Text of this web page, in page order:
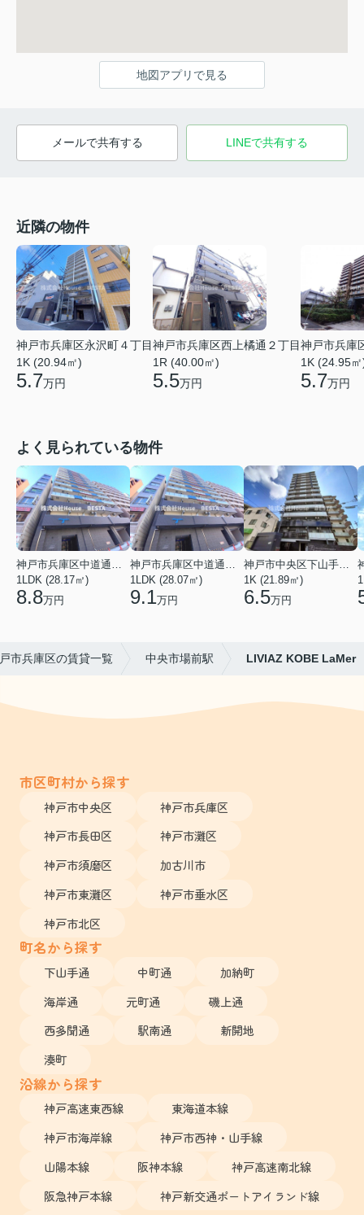
地図アプリで見る
メールで共有する LINEで共有する
近隣の物件
神戸市兵庫区永沢町４丁目
1K (20.94㎡)
5.7万円
神戸市兵庫区西上橘通２丁目
1R (40.00㎡)
5.5万円
神戸市兵庫
1K (24.95
5.7万円
よく見られている物件
1LDK (28.17㎡)
8.8万円
1LDK (28.07㎡)
9.1万円
1K (21.89㎡)
6.5万円
市兵庫区の賃貸一覧 中央市場前駅 LIVIAZ KOBE LaMer
市区町村から探す
神戸市中央区
神戸市兵庫区
神戸市長田区
神戸市灘区
神戸市須磨区
加古川市
神戸市東灘区
神戸市垂水区
神戸市北区
町名から探す
下山手通 中町通
加納町
海岸通
元町通
磯上通
西多聞通
駅南通
新開地
湊町
沿線から探す
神戸高速東西線
東海道本線
神戸市海岸線
神戸市西神・山手線
山陽本線
阪神本線
神戸高速南北線
阪急神戸本線
神戸新交通ポートアイランド線